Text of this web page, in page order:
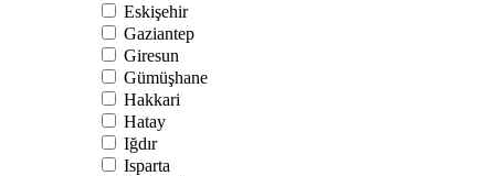
Eskişehir
Gaziantep
Giresun
Gümüşhane
Hakkari
Hatay
Iğdır
Isparta